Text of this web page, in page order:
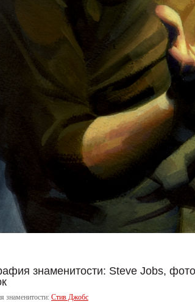
знаменитости: Steve Jobs,
знаменитости: Стив Джобс